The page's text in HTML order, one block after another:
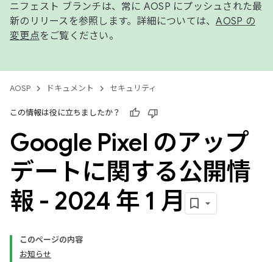
ニフェスト ブランチは、常に AOSP にプッシュされた最
新のリリースを参照します。詳細については、AOSP の
変更点をご覧ください。
AOSP ドキュメント セキュリティ
この情報は役に立ちましたか？
Google Pixel のアップ
デートに関する公開情
報 - 2024 年 1 月
このページの内容
お知らせ